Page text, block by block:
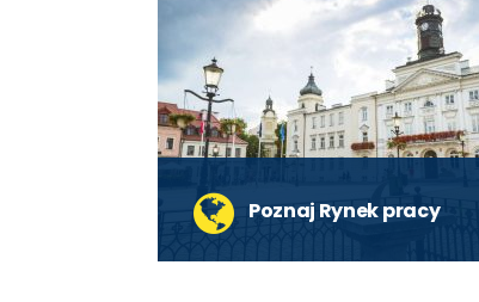
Poznaj Rynek pracy